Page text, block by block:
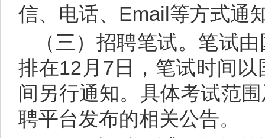
信、电话、Email等方式通
（三）招聘笔试。笔试
排在12月7日，笔试时间
间另行通知。具体考试范
聘平台发布的相关公告。